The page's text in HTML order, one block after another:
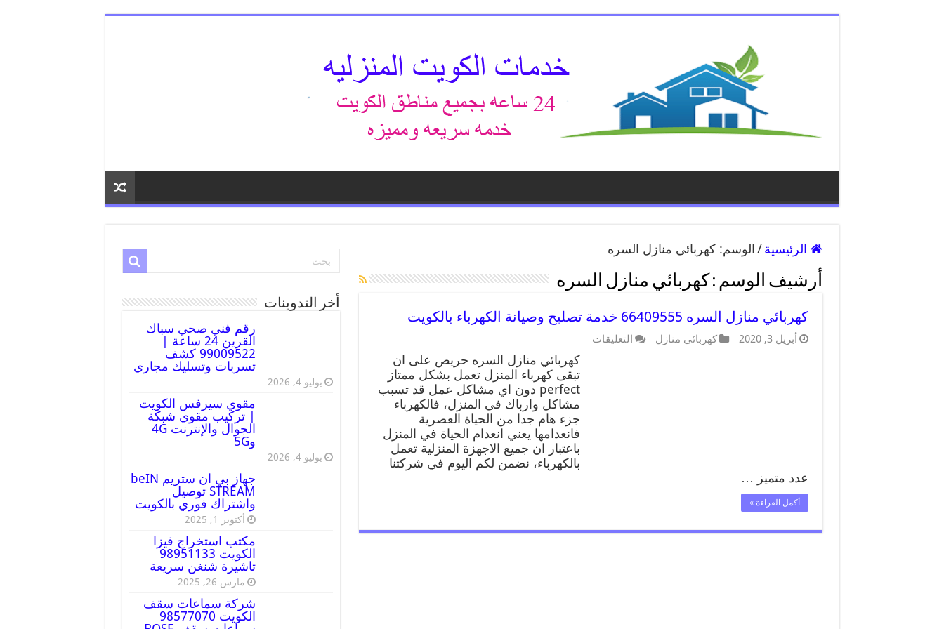
الرئيسية / الوسم:كهربائي منازل السره
أرشيف الوسم : كهربائي منازل السره
كهربائي منازل السره 66409555 خدمة تصليح وصيانة الكهرباء بالكويت
أبريل 3, 2020 كهربائي منازل التعليقات
كهربائي منازل السره حريص على ان
تبقى كهرباء المنزل تعمل بشكل ممتاز
perfect دون اي مشاكل عمل قد تسبب
مشاكل وارباك في المنزل، فالكهرباء
جزء هام جدا من الحياة العصرية
فانعدامها يعني انعدام الحياة في المنزل
باعتبار ان جميع الاجهزة المنزلية تعمل
بالكهرباء، نضمن لكم اليوم في شركتنا
عدد متميز …
أكمل القراءة »
أخر التدوينات
رقم فني صحي سباك
القرين 24 ساعة |
99009522 كشف
تسربات وتسليك مجاري
يوليو 4, 2026
مقوي سيرفس الكويت
| تركيب مقوي شبكة
الجوال والإنترنت 4G
و5G
يوليو 4, 2026
جهاز بي ان ستريم beIN
STREAM توصيل
واشتراك فوري بالكويت
أكتوبر 1, 2025
مكتب استخراج فيزا
الكويت 98951133
تاشيرة شنغن سريعة
مارس 26, 2025
شركة سماعات سقف
الكويت 98577070